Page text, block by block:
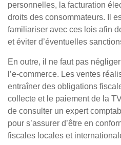
personnelles, la facturation
droits des consommateurs. Il
familiariser avec ces lois afin
et éviter d’éventuelles
En outre, il ne faut pas
l’e-commerce. Les ventes
entraîner des obligations
collecte et le paiement de la
de consulter un expert
pour s’assurer d’être en
fiscales locales et